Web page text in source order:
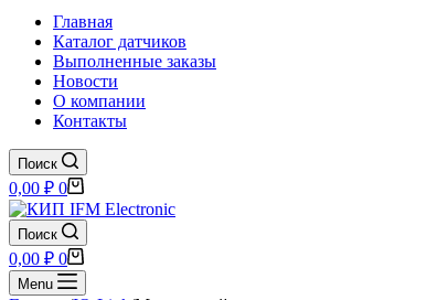
Главная
Каталог датчиков
Выполненные заказы
Новости
О компании
Контакты
Поиск
Корзина
0,00 ₽ 0
Поиск
Корзина
0,00 ₽ 0
Menu